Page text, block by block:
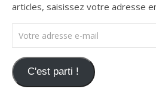
articles, saisissez votre adresse
Votre adresse e-mail
C'est parti !